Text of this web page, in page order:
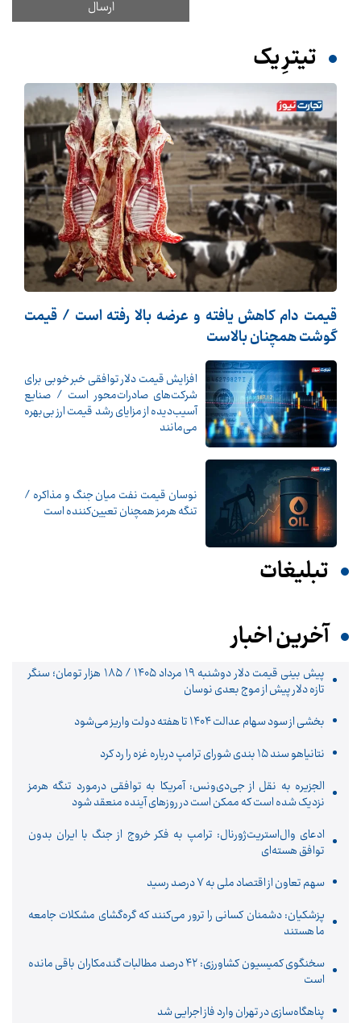
تیترِ یک
قیمت دام کاهش یافته و عرضه بالا رفته است / قیمت
گوشت همچنان بالاست
افزایش قیمت دلار توافقی خبر خوبی برای
شرکت‌های صادرات‌محور است / صنایع
آسیب‌دیده از مزایای رشد قیمت ارز بی‌بهره
می‌مانند
نوسان قیمت نفت میان جنگ و مذاکره /
تنگه هرمز همچنان تعیین‌کننده است
تبلیغات
آخرین اخبار
پیش‌ بینی قیمت دلار دوشنبه ۱۹ مرداد ۱۴۰۵ / ۱۸۵ هزار تومان؛ سنگر
تازه دلار پیش از موج بعدی نوسان
بخشی از سود سهام عدالت ۱۴۰۴ تا هفته دولت واریز می‌شود
نتانیاهو سند ۱۵ بندی شورای ترامپ درباره غزه را رد کرد
الجزیره به نقل از جی‌دی‌ونس: آمریکا به توافقی درمورد تنگه هرمز
نزدیک شده است که ممکن است در روزهای آینده منعقد شود
ادعای وال‌استریت‌ژورنال: ترامپ به فکر خروج از جنگ با ایران بدون
توافق هسته‌ای
سهم تعاون از اقتصاد ملی به ۷ درصد رسید
پزشکیان: دشمنان کسانی را ترور می‌کنند که گره‌گشای مشکلات جامعه
ما هستند
سخنگوی کمیسیون کشاورزی: ۴۲ درصد مطالبات گندمکاران باقی مانده
است
پناهگاه‌سازی در تهران وارد فاز اجرایی شد